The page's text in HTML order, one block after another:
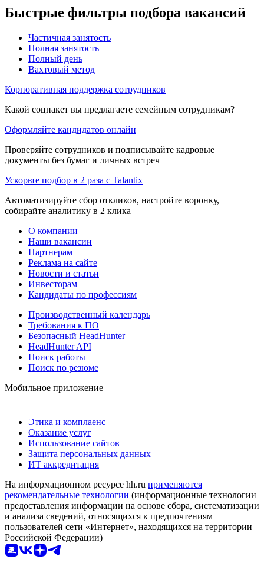
Быстрые фильтры подбора вакансий
Частичная занятость
Полная занятость
Полный день
Вахтовый метод
Корпоративная поддержка сотрудников
Какой соцпакет вы предлагаете семейным сотрудникам?
Оформляйте кандидатов онлайн
Проверяйте сотрудников и подписывайте кадровые
документы без бумаг и личных встреч
Ускорьте подбор в 2 раза с Talantix
Автоматизируйте сбор откликов, настройте воронку,
собирайте аналитику в 2 клика
О компании
Наши вакансии
Партнерам
Реклама на сайте
Новости и статьи
Инвесторам
Кандидаты по профессиям
Производственный календарь
Требования к ПО
Безопасный HeadHunter
HeadHunter API
Поиск работы
Поиск по резюме
Мобильное приложение
Этика и комплаенс
Оказание услуг
Использование сайтов
Защита персональных данных
ИТ аккредитация
На информационном ресурсе hh.ru применяются
рекомендательные технологии (информационные технологии
предоставления информации на основе сбора, систематизации
и анализа сведений, относящихся к предпочтениям
пользователей сети «Интернет», находящихся на территории
Российской Федерации)